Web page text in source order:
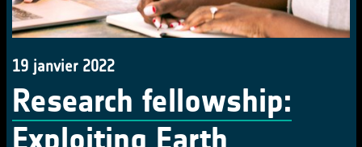
19 janvier 2022
Research fellowship: